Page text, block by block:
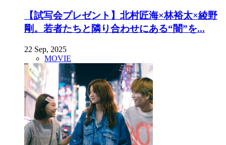
【試写会プレゼント】北村匠海×林裕太×綾野
剛。若者たちと隣り合わせにある“闇”を...
22 Sep, 2025
MOVIE